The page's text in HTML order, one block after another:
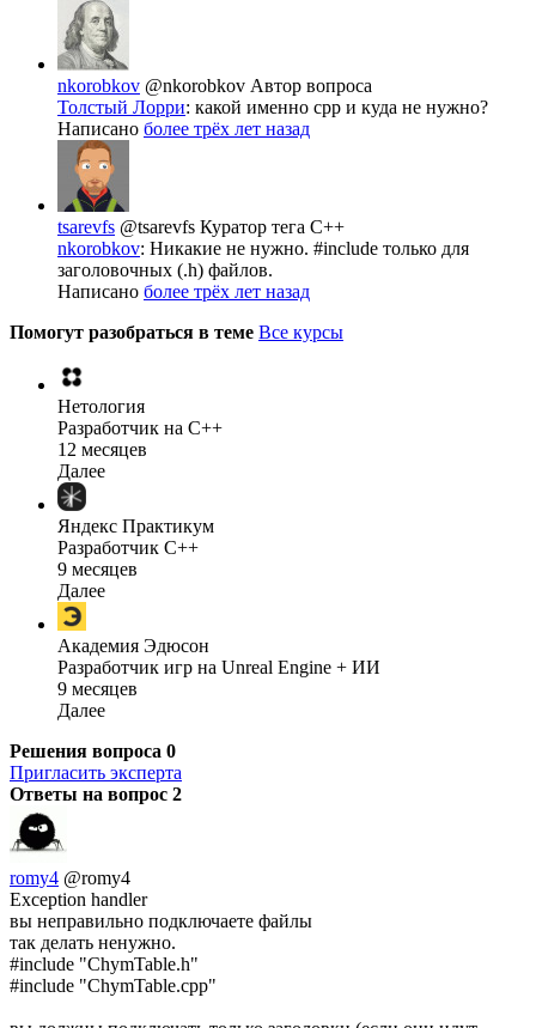
nkorobkov @nkorobkov Автор вопроса
Толстый Лорри: какой именно cpp и куда не нужно?
Написано более трёх лет назад
tsarevfs @tsarevfs Куратор тега C++
nkorobkov: Никакие не нужно. #include только для
заголовочных (.h) файлов.
Написано более трёх лет назад
Помогут разобраться в теме Все курсы
Нетология
Разработчик на C++
12 месяцев
Далее
Яндекс Практикум
Разработчик C++
9 месяцев
Далее
Академия Эдюсон
Разработчик игр на Unreal Engine + ИИ
9 месяцев
Далее
Решения вопроса 0
Пригласить эксперта
Ответы на вопрос 2
romy4 @romy4
Exception handler
вы неправильно подключаете файлы
так делать ненужно.
#include "ChymTable.h"
#include "ChymTable.cpp"